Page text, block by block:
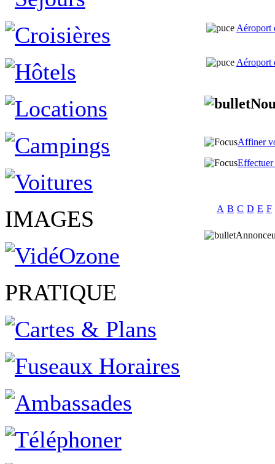
IMAGES
PRATIQUE
Aéroport
Aéroport
Affiner
A B C D E F